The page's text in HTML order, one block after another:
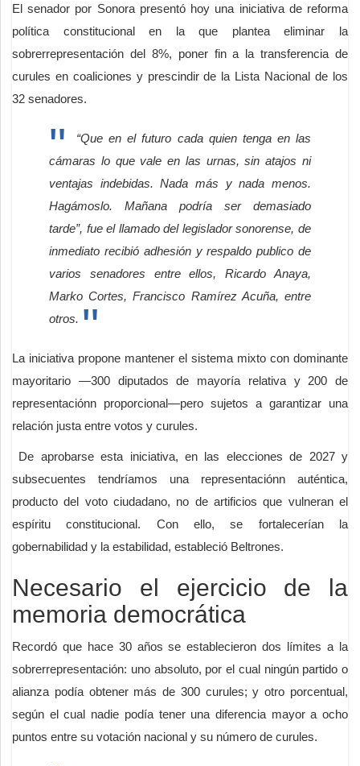
El senador por Sonora presentó hoy una iniciativa de reforma
política constitucional en la que plantea eliminar la
sobrerrepresentación del 8%, poner fin a la transferencia de
curules en coaliciones y prescindir de la Lista Nacional de los
32 senadores.
“Que en el futuro cada quien tenga en las
cámaras lo que vale en las urnas, sin atajos ni
ventajas indebidas. Nada más y nada menos.
Hagámoslo. Mañana podría ser demasiado
tarde”, fue el llamado del legislador sonorense, de
inmediato recibió adhesión y respaldo publico de
varios senadores entre ellos, Ricardo Anaya,
Marko Cortes, Francisco Ramírez Acuña, entre
otros.
La iniciativa propone mantener el sistema mixto con dominante
mayoritario —300 diputados de mayoría relativa y 200 de
representaciónn proporcional—pero sujetos a garantizar una
relación justa entre votos y curules.
De aprobarse esta iniciativa, en las elecciones de 2027 y
subsecuentes tendríamos una representaciónn auténtica,
producto del voto ciudadano, no de artificios que vulneran el
espíritu constitucional. Con ello, se fortalecerían la
gobernabilidad y la estabilidad, estableció Beltrones.
Necesario el ejercicio de la
memoria democrática
Recordó que hace 30 años se establecieron dos límites a la
sobrerrepresentación: uno absoluto, por el cual ningún partido o
alianza podía obtener más de 300 curules; y otro porcentual,
según el cual nadie podía tener una diferencia mayor a ocho
puntos entre su votación nacional y su número de curules.